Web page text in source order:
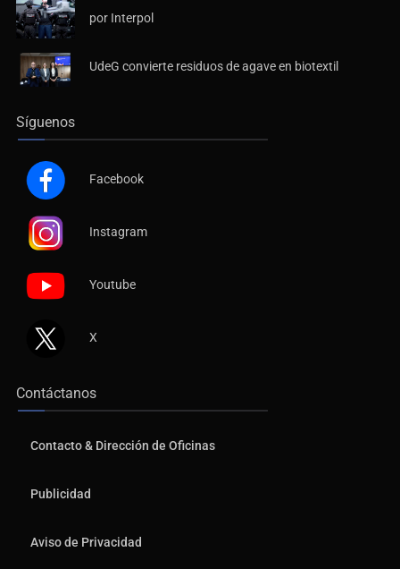
por Interpol
UdeG convierte residuos de agave en biotextil
Síguenos
Facebook
Instagram
Youtube
X
Contáctanos
Contacto & Dirección de Oficinas
Publicidad
Aviso de Privacidad